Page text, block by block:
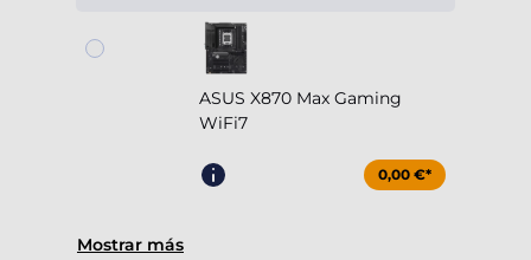
ASUS X870 Max Gaming
WiFi7
0,00 €*
Mostrar más